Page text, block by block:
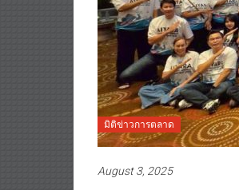
มิติข่าวการตลาด
August 3, 2025